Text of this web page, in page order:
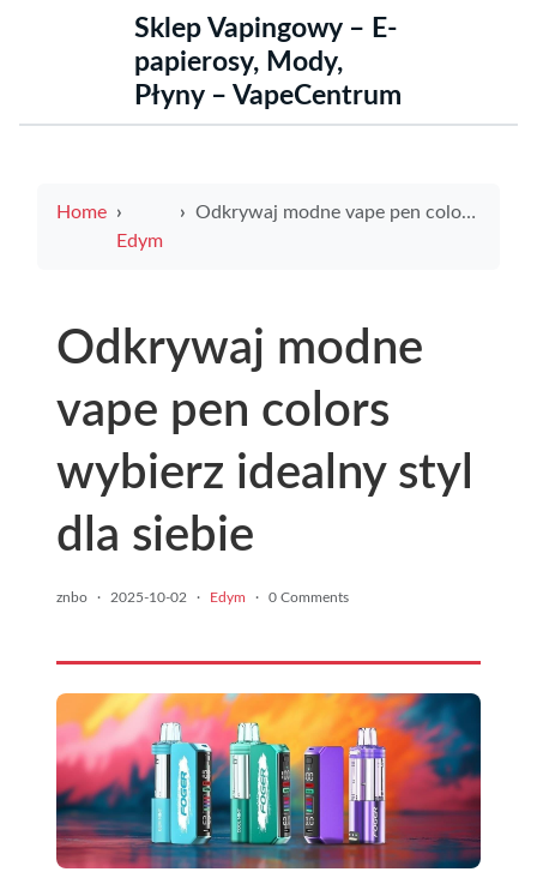
Sklep Vapingowy – E-
papierosy, Mody,
Płyny – VapeCentrum
Home
Edym
Odkrywaj modne vape pen colors wybierz idealny styl dla siebie
Odkrywaj modne
vape pen colors
wybierz idealny styl
dla siebie
znbo · 2025-10-02 · Edym · 0 Comments